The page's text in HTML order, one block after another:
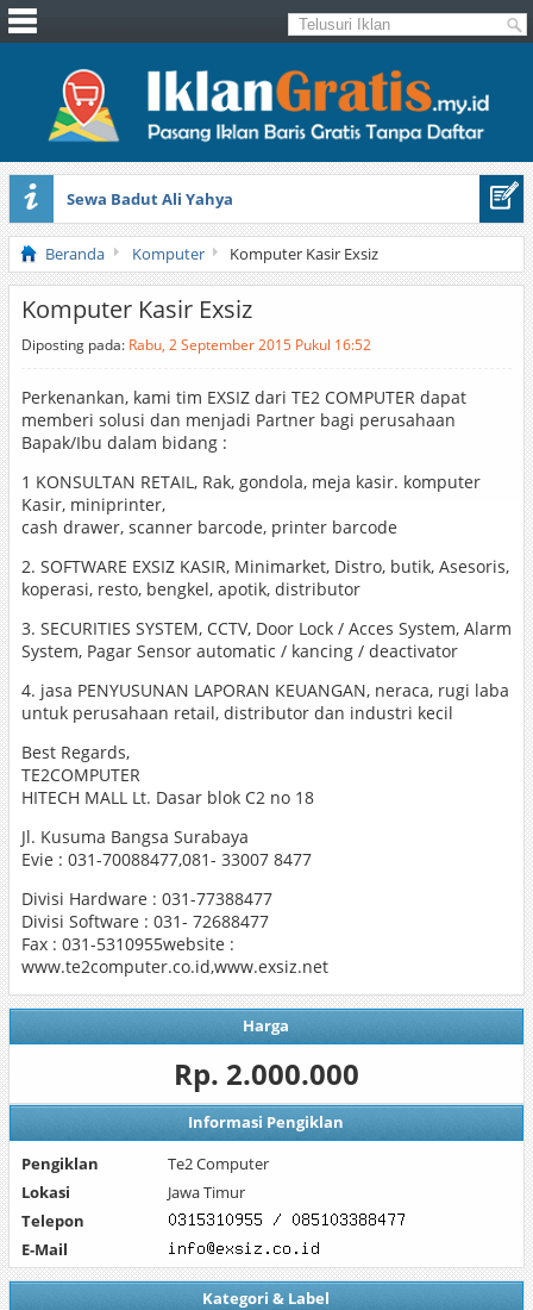
Sewa Badut Ali Yahya
Honda Brio 1.3 E AT CBU 2012 Putih
Beranda Komputer Komputer Kasir Exsiz
Komputer Kasir Exsiz
Diposting pada: Rabu, 2 September 2015 Pukul 16:52
Perkenankan, kami tim EXSIZ dari TE2 COMPUTER dapat
memberi solusi dan menjadi Partner bagi perusahaan
Bapak/Ibu dalam bidang :
1 KONSULTAN RETAIL, Rak, gondola, meja kasir. komputer
Kasir, miniprinter,
cash drawer, scanner barcode, printer barcode
2. SOFTWARE EXSIZ KASIR, Minimarket, Distro, butik, Asesoris,
koperasi, resto, bengkel, apotik, distributor
3. SECURITIES SYSTEM, CCTV, Door Lock / Acces System, Alarm
System, Pagar Sensor automatic / kancing / deactivator
4. jasa PENYUSUNAN LAPORAN KEUANGAN, neraca, rugi laba
untuk perusahaan retail, distributor dan industri kecil
Best Regards,
TE2COMPUTER
HITECH MALL Lt. Dasar blok C2 no 18
Jl. Kusuma Bangsa Surabaya
Evie : 031-70088477,081- 33007 8477
Divisi Hardware : 031-77388477
Divisi Software : 031- 72688477
Fax : 031-5310955website :
www.te2computer.co.id,www.exsiz.net
Harga
Rp. 2.000.000
Informasi Pengiklan
Pengiklan
Te2 Computer
Lokasi
Jawa Timur
Telepon
E-Mail
Kategori & Label